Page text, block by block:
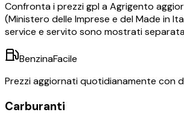
Confronta i prezzigplaAgrigento
(Ministero delle Imprese e del Made in
service e servito sono mostrati
BenzinaFacile
Prezzi aggiornati quotidianamente con
Carburanti